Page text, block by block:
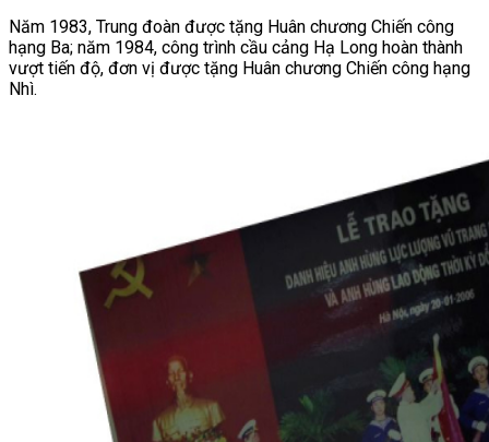
Năm 1983, Trung đoàn được tặng Huân chương Chiến công
hạng Ba; năm 1984, công trình cầu cảng Hạ Long hoàn thành
vượt tiến độ, đơn vị được tặng Huân chương Chiến công hạng
Nhì.